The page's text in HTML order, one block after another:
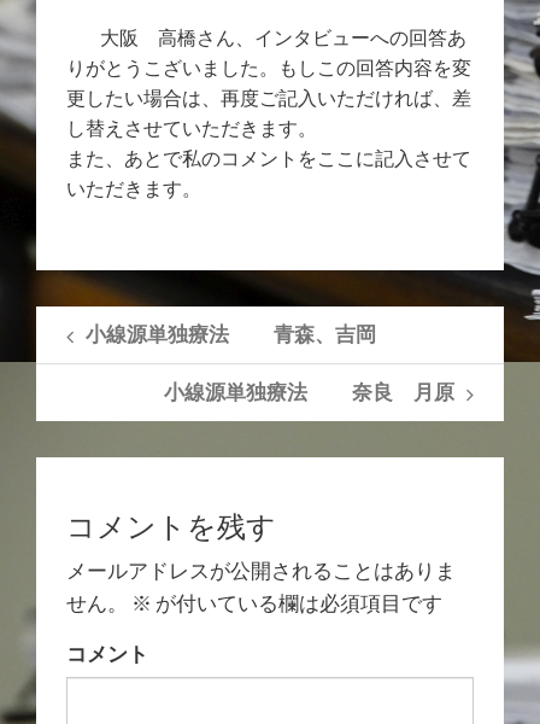
大阪 高橋さん、インタビューへの回答あ
りがとうこざいました。もしこの回答内容を変
更したい場合は、再度ご記入いただければ、差
し替えさせていただきます。
また、あとで私のコメントをここに記入させて
いただきます。
小線源単独療法 青森、吉岡
小線源単独療法 奈良 月原
コメントを残す
メールアドレスが公開されることはありま
せん。
※ が付いている欄は必須項目です
コメント